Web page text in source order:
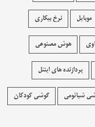
موبایل نرخ بیکاری
هوش مصنوعی
پردازنده های اینتل
شیائومی گوشی کودکان